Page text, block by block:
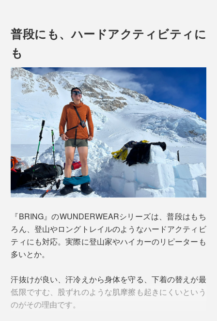
1. 素材
混率は、ウール50％、再生ポリエステル50％。肌に快
適なウールと、耐久性・速乾性のあるポリエステルを組
み合わせることによって、機能インナーとしての条件を
全クリア。
ウールには、「スーパーエキストラファインメリノウー
ル」という最高ランクの糸を使用。繊維が極細で長く、
肌ざわりはなめらか。天然の調湿・調温・防臭機能を持
ち、汗をかいても汗臭さが発生しにくいといわていま
す。
ポリエステルは、『BRING』独自のリサイクル技術によ
って古着などの繊維から作られた、再生素材。ウールと
も早く乾きます。
2. ホールガーメント製法
普段にも、ハードアクティビティに
も
『BRING』のWUNDERWEARシリーズは、普段はもち
ろん、登山やロングトレイルのようなハードアクティビ
ティにも対応。実際に登山家やハイカーのリピーターも
多いとか。
汗抜けが良い、汗冷えから身体を守る、下着の替えが最
低限ですむ、股ずれのような肌摩擦も起きにくいという
のがその理由です。